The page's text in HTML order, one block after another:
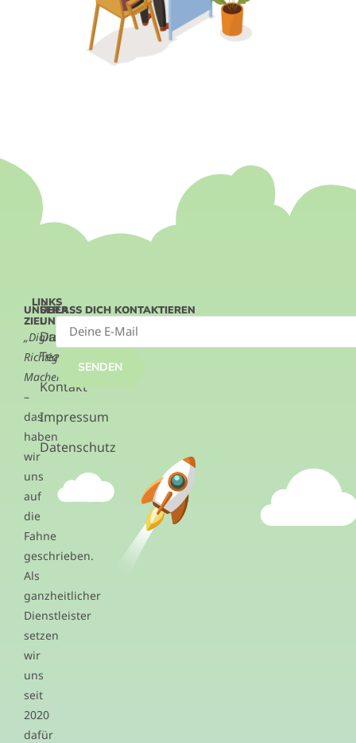
UNSER
ZIEL
„Digitalisierung.
Richtig.
Machen.“
–
das
haben
wir
uns
auf
die
Fahne
geschrieben.
Als
ganzheitlicher
Dienstleister
setzen
wir
uns
seit
2020
dafür
LINKS
ÜBER
UNS
Das
Team
Kontakt
Impressum
Datenschutz
LASS DICH KONTAKTIEREN
SENDEN